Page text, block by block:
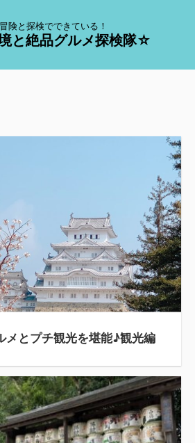
険と探検でできている！
と絶品グルメ探検隊☆
メとプチ観光を堪能♪観光編